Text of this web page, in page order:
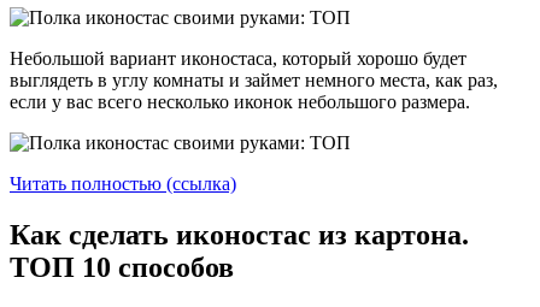
Небольшой вариант иконостаса, который хорошо будет
выглядеть в углу комнаты и займет немного места, как раз,
если у вас всего несколько иконок небольшого размера.
Читать полностью (ссылка)
Как сделать иконостас из картона.
ТОП 10 способов